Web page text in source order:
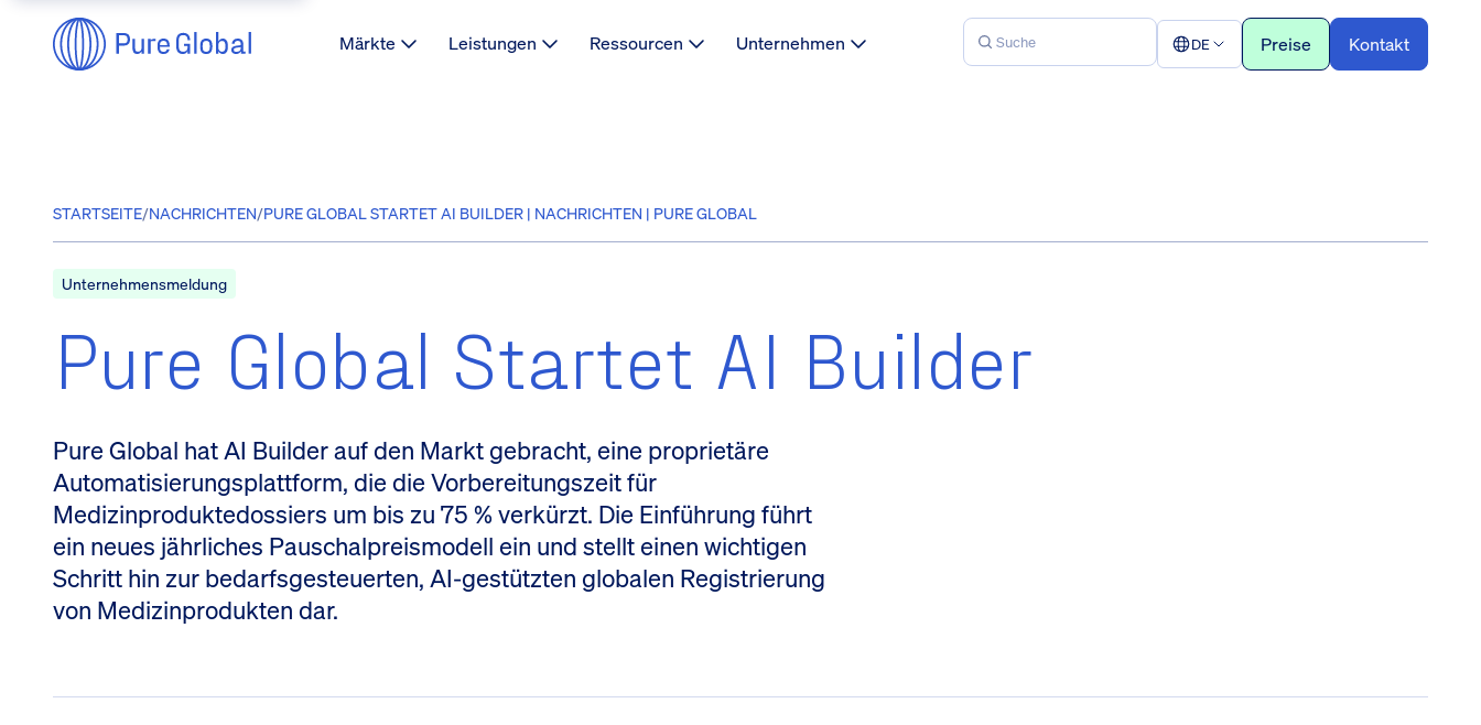
Märkte Leistungen Ressourcen Unternehmen DE Preise Kontakt
STARTSEITE/NACHRICHTEN/PURE GLOBAL STARTET AI BUILDER | NACHRICHTEN | PURE GLOBAL
Unternehmensmeldung
Pure Global Startet AI Builder
Pure Global hat AI Builder auf den Markt gebracht, eine proprietäre
Automatisierungsplattform, die die Vorbereitungszeit für
Medizinproduktedossiers um bis zu 75 % verkürzt. Die Einführung führt
ein neues jährliches Pauschalpreismodell ein und stellt einen wichtigen
Schritt hin zur bedarfsgesteuerten, AI-gestützten globalen Registrierung
von Medizinprodukten dar.